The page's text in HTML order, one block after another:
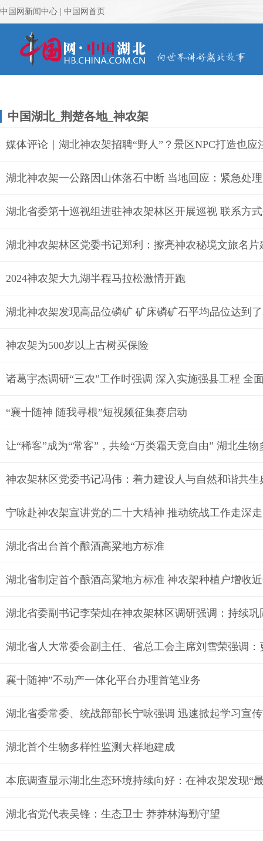
中国湖北_荆楚各地_神农架
媒体评论｜湖北神农架招聘“野人”？景区NPC打造也应
湖北神农架一公路因山体落石中断 当地回应：紧急处
湖北省委第十巡视组进驻神农架林区开展巡视 联系方
湖北神农架林区党委书记郑利：擦亮神农秘境文旅名
2024神农架大九湖半程马拉松激情开跑
湖北神农架发现高品位磷矿 矿床磷矿石平均品位达到
神农架为500岁以上古树买保险
诸葛宇杰调研“三农”工作时强调 深入实施强县工程 全
“襄十随神 随我寻根”短视频征集赛启动
让“稀客”成为“常客”，共绘“万类霜天竞自由” 湖北生
神农架林区党委书记冯伟：着力建设人与自然和谐共生
宁咏赴神农架宣讲党的二十大精神 推动统战工作走深
湖北省出台首个酿酒高粱地方标准
湖北省制定首个酿酒高粱地方标准 神农架种植户增收
襄十随神”不动产一体化平台办理首笔业务
湖北省委常委、统战部部长宁咏强调 迅速掀起学习宣
湖北首个生物多样性监测大样地建成
本底调查显示湖北生态环境持续向好：在神农架发现“
湖北省党代表吴锋：生态卫士 莽莽林海勤守望